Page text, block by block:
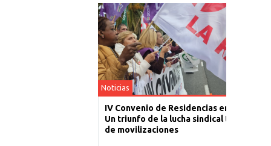
Noticias
IV Convenio de Residencias en La Rioja:
Un triunfo de la lucha sindical tras un año
de movilizaciones